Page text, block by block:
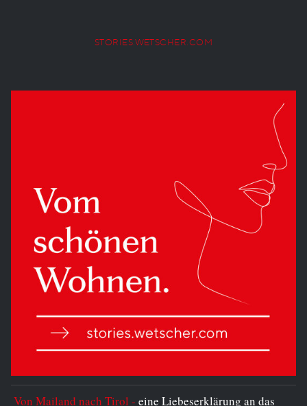
STORIES.WETSCHER.COM
Von Mailand nach Tirol -eine Liebeserklärung an das